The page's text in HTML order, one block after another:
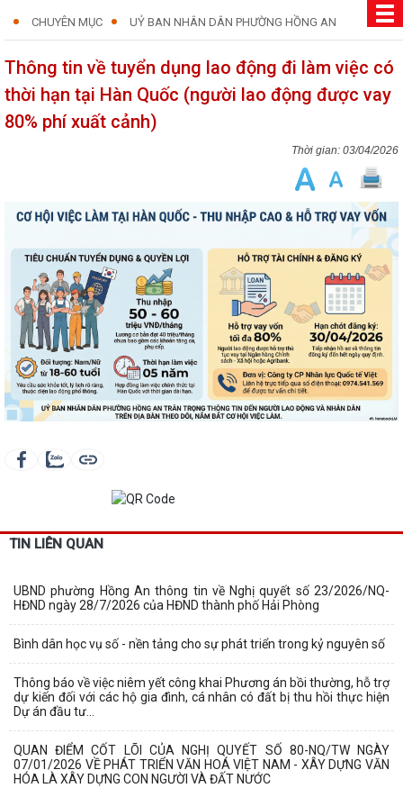
CHUYÊN MỤC UỶ BAN NHÂN DÂN PHƯỜNG HỒNG AN
Thông tin về tuyển dụng lao động đi làm việc có
thời hạn tại Hàn Quốc (người lao động được vay
80% phí xuất cảnh)
03/04/2026
TIN LIÊN QUAN
UBND phường Hồng An thông tin về Nghị quyết số 23/2026/NQ-
HĐND ngày 28/7/2026 của HĐND thành phố Hải Phòng
Bình dân học vụ số - nền tảng cho sự phát triển trong kỷ nguyên số
Thông báo về việc niêm yết công khai Phương án bồi thường, hỗ trợ
dự kiến đối với các hộ gia đình, cá nhân có đất bị thu hồi thực hiện
Dự án đầu tư...
QUAN ĐIỂM CỐT LÕI CỦA NGHỊ QUYẾT SỐ 80-NQ/TW NGÀY
07/01/2026 VỀ PHÁT TRIỂN VĂN HOÁ VIỆT NAM - XÂY DỰNG VĂN
HÓA LÀ XÂY DỰNG CON NGƯỜI VÀ ĐẤT NƯỚC